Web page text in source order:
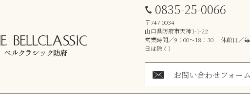
0835-25-0066
〒747-0034
山口県防府市天神1-1-22
営業時間／9：00～18：30 休館日／
日は除く）
お問い合わせフォー